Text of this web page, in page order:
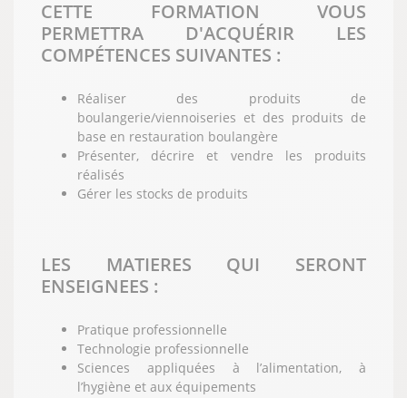
CETTE FORMATION VOUS
PERMETTRA D'ACQUÉRIR LES
COMPÉTENCES SUIVANTES :
Réaliser des produits de
boulangerie/viennoiseries et des produits de
base en restauration boulangère
Présenter, décrire et vendre les produits
réalisés
Gérer les stocks de produits
LES MATIERES QUI SERONT
ENSEIGNEES :
Pratique professionnelle
Technologie professionnelle
Sciences appliquées à l’alimentation, à
l’hygiène et aux équipements